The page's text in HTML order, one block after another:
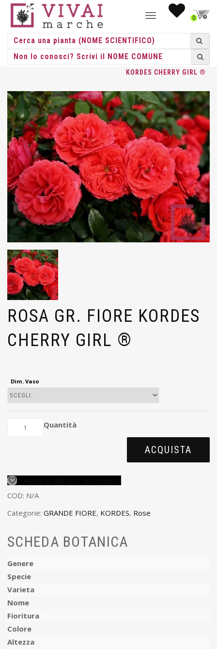
NAVIGAZIONE0
HOME /ROSE/GRANDE FIORE/KORDES / ROSA GR. FIORE
KORDES CHERRY GIRL ®
ROSA GR. FIORE KORDES
CHERRY GIRL ®
Dim. Vaso
Quantità
ACQUISTA
COD: N/A
Categorie: GRANDE FIORE, KORDES, Rose
SCHEDA BOTANICA
Genere
Specie
Varieta
Nome
Fioritura
Colore
Altezza